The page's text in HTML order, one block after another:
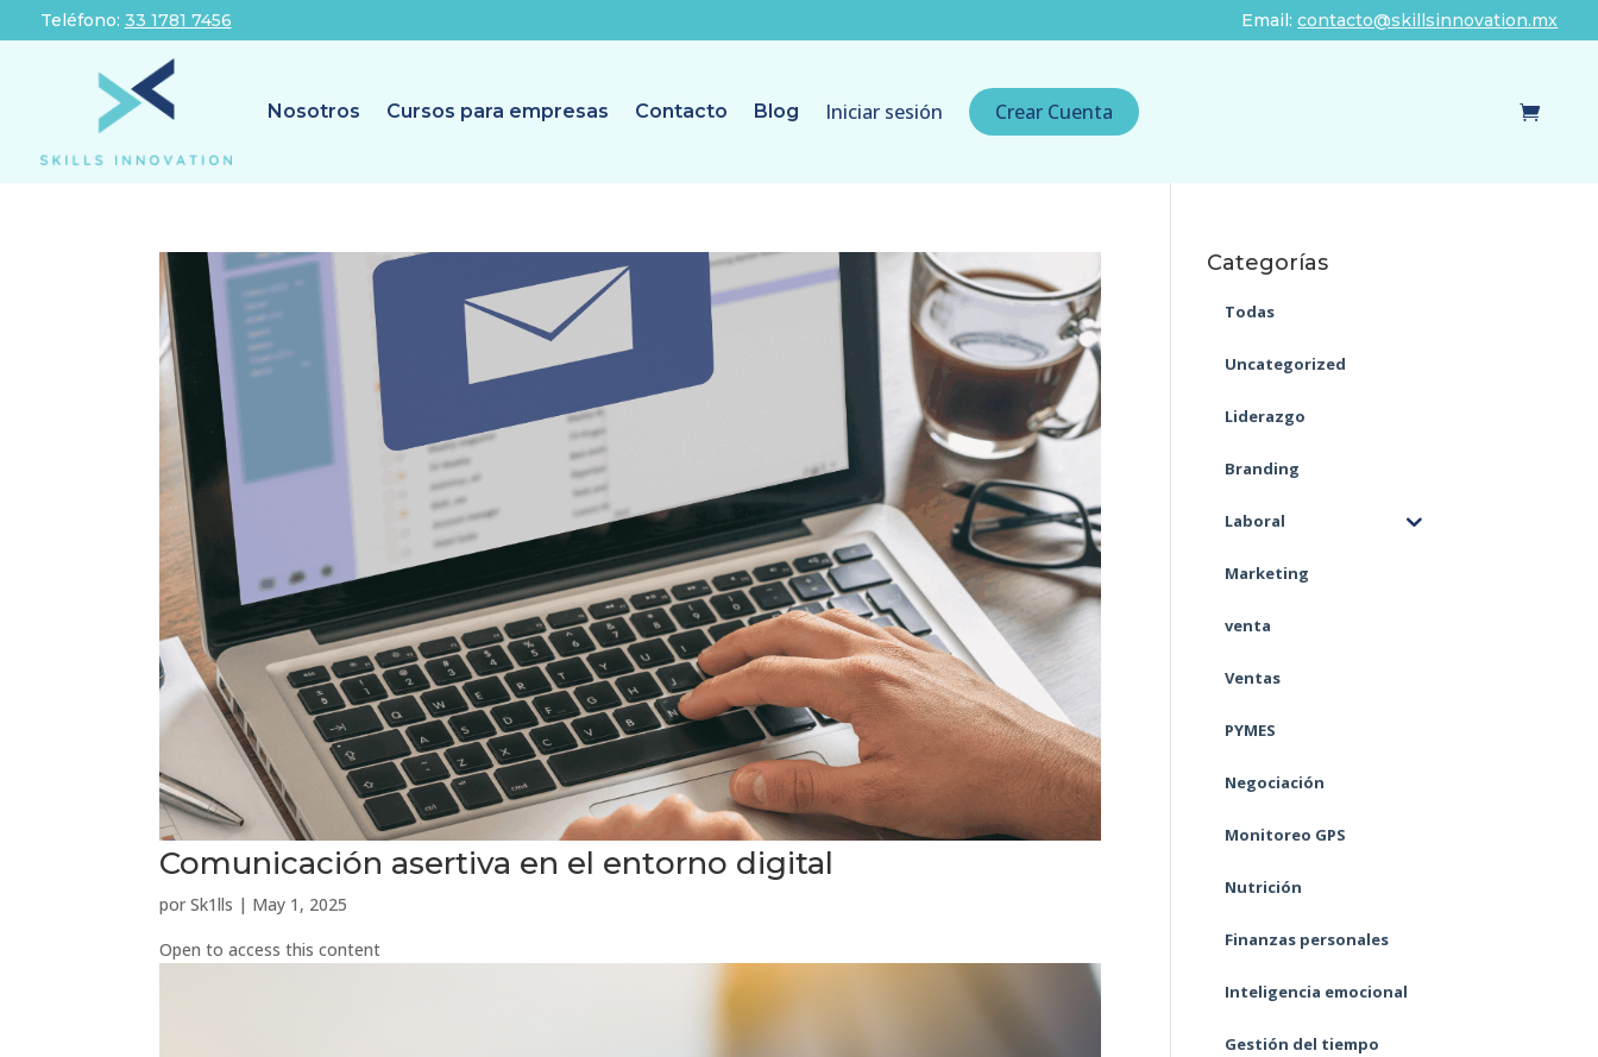
Teléfono: 33 1781 7456 Email:contacto@skillsinnovation.mx
Nosotros Cursos para empresas Contacto Blog Iniciar sesión Crear Cuenta
Comunicación asertiva en el entorno digital
porSk1lls | May 1, 2025
Open to access this content
Categorías
Todas
Uncategorized
Liderazgo
Branding
Laboral
Marketing
venta
Ventas
PYMES
Negociación
Monitoreo GPS
Nutrición
Finanzas personales
Inteligencia emocional
Gestión del tiempo